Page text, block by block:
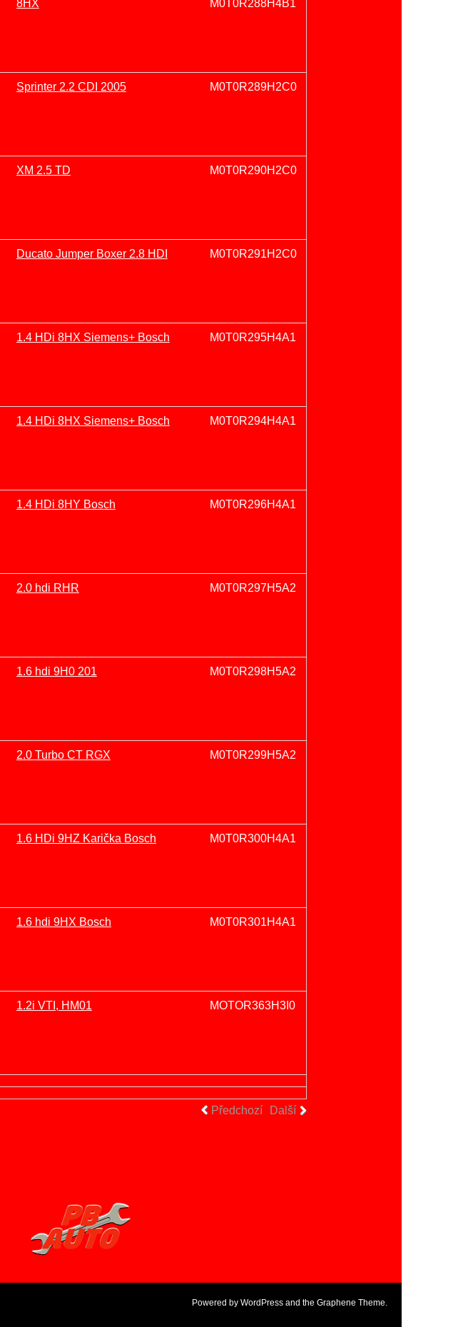
8HX M0T0R288H4B1
Sprinter 2.2 CDI 2005 M0T0R289H2C0
XM 2.5 TD M0T0R290H2C0
Ducato Jumper Boxer 2.8 HDI M0T0R291H2C0
1.4 HDi 8HX Siemens+ Bosch M0T0R295H4A1
1.4 HDi 8HX Siemens+ Bosch M0T0R294H4A1
1.4 HDi 8HY Bosch M0T0R296H4A1
2.0 hdi RHR M0T0R297H5A2
1.6 hdi 9H0 201 M0T0R298H5A2
2.0 Turbo CT RGX M0T0R299H5A2
1.6 HDi 9HZ Karička Bosch M0T0R300H4A1
1.6 hdi 9HX Bosch M0T0R301H4A1
1.2i VTI, HM01 MOTOR363H3I0
Předchozí Další
Powered by WordPressand the Graphene Theme